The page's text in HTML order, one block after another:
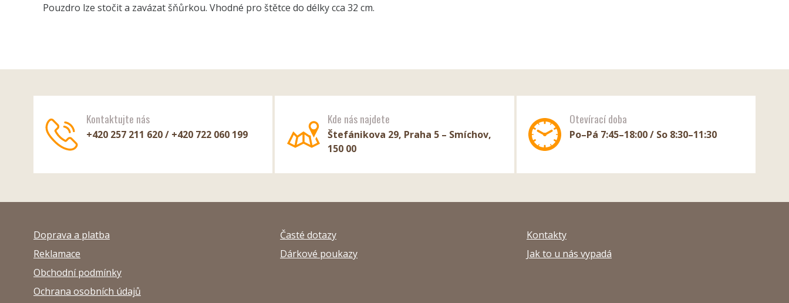
Pouzdro lze stočit a zavázat šňůrkou. Vhodné pro štětce do délky cca 32 cm.
Kontaktujte nás
+420 257 211 620 / +420 722 060 199
Kde nás najdete
Štefánikova 29, Praha 5 – Smíchov,
150 00
Otevírací doba
Po–Pá 7:45–18:00 / So 8:30–11:30
Doprava a platba
Reklamace
Obchodní podmínky
Ochrana osobních údajů
Časté dotazy
Dárkové poukazy
Kontakty
Jak to u nás vypadá